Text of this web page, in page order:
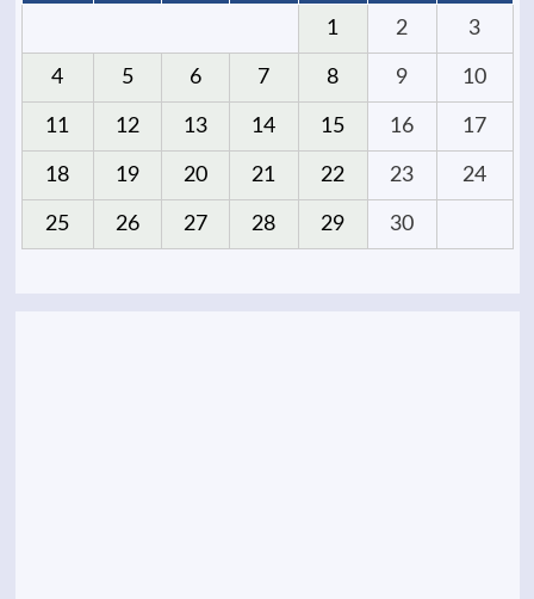
1 2 3
4 5 6 7 8 9 10
11 12 13 14 15 16 17
18 19 20 21 22 23 24
25 26 27 28 29 30